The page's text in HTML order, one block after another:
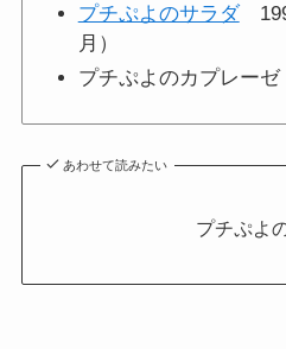
プチぷよのサラダ199
月）
プチぷよのカプレー
あわせて読みたい
プチぷよ